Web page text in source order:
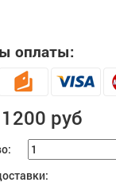
оплаты:
1200 руб